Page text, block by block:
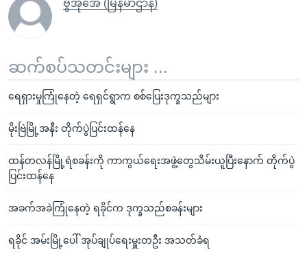
ဗွီအိုအေ (မြန်မာဌာန)
ဆက်စပ်သတင်းများ ...
ရေရှားမှုကြုံနေတဲ့ ရေရှင်ရွာက စစ်ပြေးဒုက္ခသည်များ
မိုးဗြဲမြို့အနီး တိုက်ပွဲပြင်းထန်နေ
ထန်တလန်မြို့ရဲစခန်းကို ကာကွယ်ရေးအဖွဲ့တွေသိမ်းယူပြီးနောက် တိုက်ပွဲ
ပြင်းထန်နေ
အခက်အခဲကြုံနေတဲ့ ရခိုင်က ဒုက္ခသည်စခန်းများ
ရခိုင် အမ်းမြို့ပေါ် အုပ်ချုပ်ရေးမှူးတဦး အသတ်ခံရ